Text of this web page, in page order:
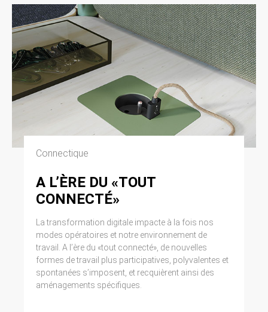
Connectique
A L’ÈRE DU «TOUT
CONNECTÉ»
La transformation digitale impacte à la fois nos
modes opératoires et notre environnement de
travail. A l’ère du «tout connecté», de nouvelles
formes de travail plus participatives, polyvalentes et
spontanées s’imposent, et recquièrent ainsi des
aménagements spécifiques.